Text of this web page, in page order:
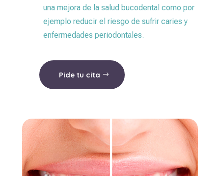
una mejora de la salud bucodental como por
ejemplo reducir el riesgo de sufrir caries y
enfermedades periodontales.
Pide tu cita